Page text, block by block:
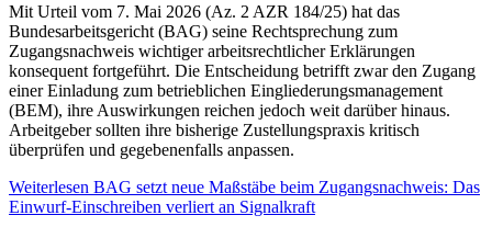
Mit Urteil vom 7. Mai 2026 (Az. 2 AZR 184/25) hat das
Bundesarbeitsgericht (BAG) seine Rechtsprechung zum
Zugangsnachweis wichtiger arbeitsrechtlicher Erklärungen
konsequent fortgeführt. Die Entscheidung betrifft zwar den Zugang
einer Einladung zum betrieblichen Eingliederungsmanagement
(BEM), ihre Auswirkungen reichen jedoch weit darüber hinaus.
Arbeitgeber sollten ihre bisherige Zustellungspraxis kritisch
überprüfen und gegebenenfalls anpassen.
Weiterlesen BAG setzt neue Maßstäbe beim Zugangsnachweis: Das
Einwurf-Einschreiben verliert an Signalkraft